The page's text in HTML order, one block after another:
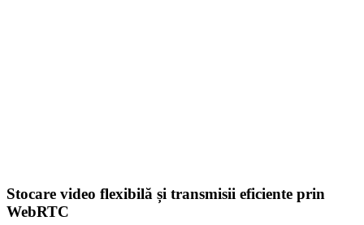
Stocare video flexibilă și transmisii eficiente prin
WebRTC